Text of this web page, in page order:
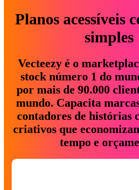
Planos acessíveis
simples
Vecteezy é o
stock número 1 do
por mais de 90.000
mundo. Capacita
contadores de histórias
criativos que
tempo e